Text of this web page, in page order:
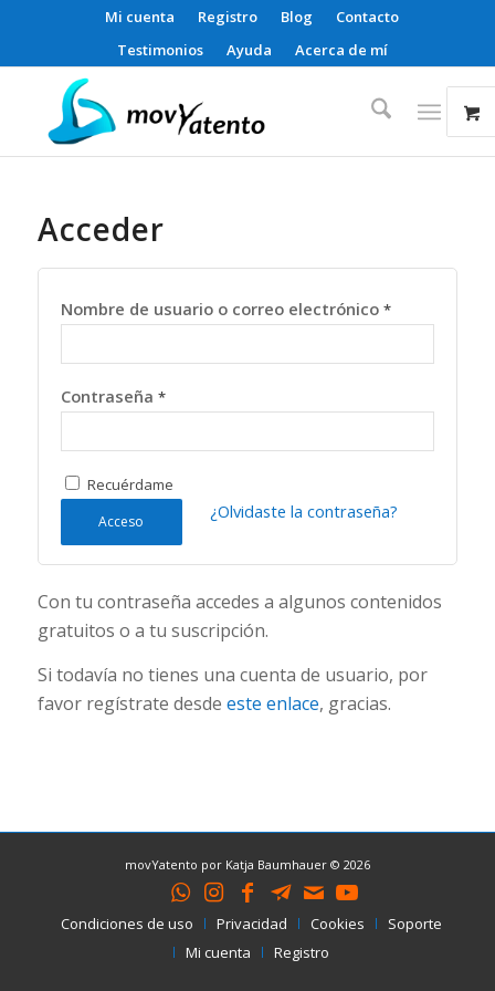
Mi cuenta Registro Blog
Contacto
Testimonios
Ayuda Acerca de mí
Acceder
Nombre de usuario o correo electrónico *
Contraseña *
Recuérdame
Acceso ¿Olvidaste la contraseña?
Con tu contraseña accedes a algunos contenidos
gratuitos o a tu suscripción.
Si todavía no tienes una cuenta de usuario, por
favor regístrate desde este enlace, gracias.
movYatento por Katja Baumhauer © 2026
Condiciones de uso Privacidad Cookies
Soporte
Mi cuenta
Registro